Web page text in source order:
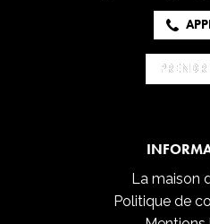
La maison
Politique de